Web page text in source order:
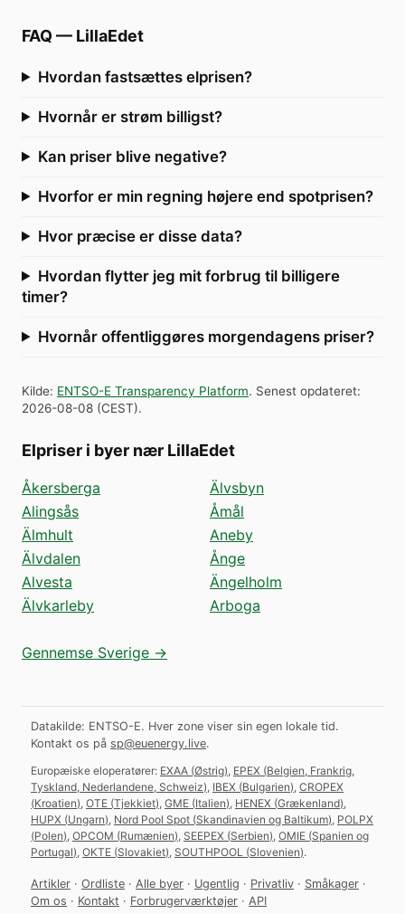
FAQ — LillaEdet
Hvordan fastsættes elprisen?
Hvornår er strøm billigst?
Kan priser blive negative?
Hvorfor er min regning højere end spotprisen?
Hvor præcise er disse data?
Hvordan flytter jeg mit forbrug til billigere
timer?
Hvornår offentliggøres morgendagens priser?
Kilde: ENTSO-E Transparency Platform. Senest opdateret:
2026-08-08 (CEST).
Elpriser i byer nær LillaEdet
Åkersberga
Alingsås
Älmhult
Älvdalen
Alvesta
Älvkarleby
Älvsbyn
Åmål
Aneby
Ånge
Ängelholm
Arboga
Gennemse Sverige →
Datakilde: ENTSO-E. Hver zone viser sin egen lokale tid.
Kontakt os på sp@euenergy.live.
Europæiske eloperatører: EXAA (Østrig) EPEX (Belgien, Frankrig,
Tyskland, Nederlandene, Schweiz) IBEX (Bulgarien) CROPEX
(Kroatien) OTE (Tjekkiet) GME (Italien) HENEX (Grækenland)
HUPX (Ungarn) Nord Pool Spot (Skandinavien og Baltikum) POLPX
(Polen) OPCOM (Rumænien) SEEPEX (Serbien) OMIE (Spanien og
Portugal) OKTE (Slovakiet) SOUTHPOOL (Slovenien).
Artikler · Ordliste · Alle byer · Ugentlig · Privatliv · Småkager ·
Om os · Kontakt · Forbrugerværktøjer · API